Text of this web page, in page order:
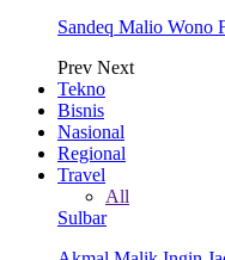
Sandeq Malio Wono
Prev Next
Tekno
Bisnis
Nasional
Regional
Travel
All
Sulbar